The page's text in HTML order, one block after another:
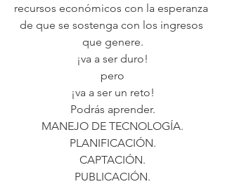
recursos económicos con la esperanza
de que se sostenga con los ingresos
que genere.
¡va a ser duro!
pero
¡va a ser un reto!
Podrás aprender.
MANEJO DE TECNOLOGÍA.
PLANIFICACIÓN.
CAPTACIÓN.
PUBLICACIÓN.